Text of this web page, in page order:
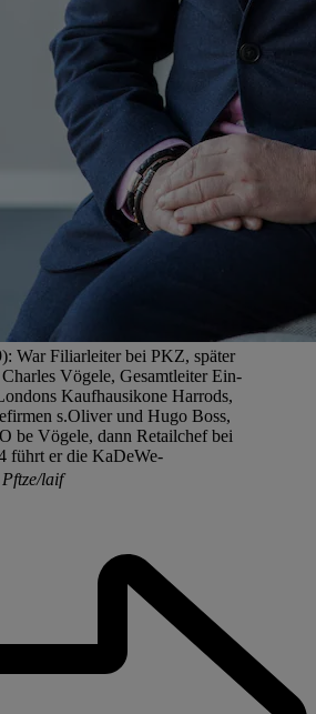
War Filiarleiter bei PKZ, später
Vögele, Gesamtleiter Ein-
Kaufhausikone Harrods,
s.Oliver und Hugo Boss,
be Vögele, dann Retailchef bei
führt er die KaDeWe-
laif